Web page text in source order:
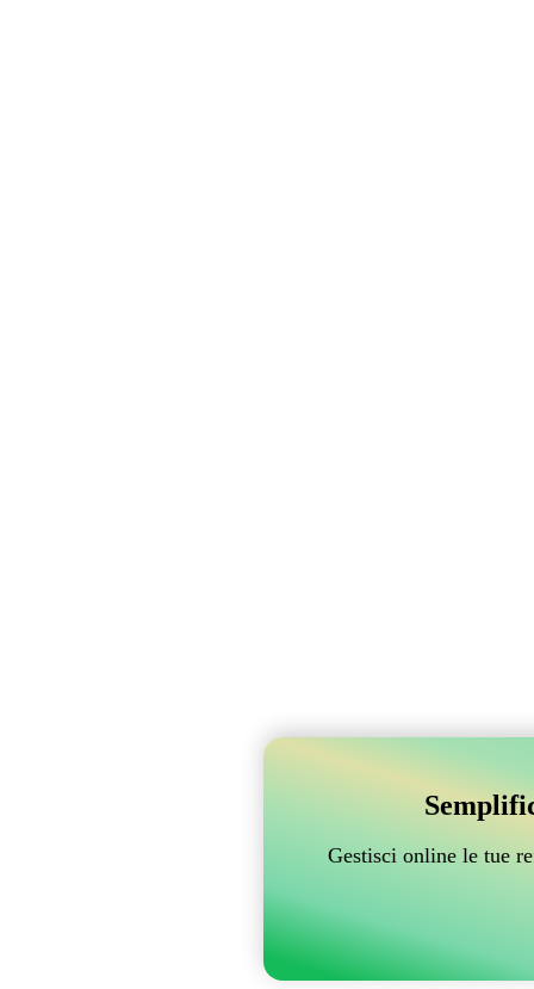
Gestisci online le tue